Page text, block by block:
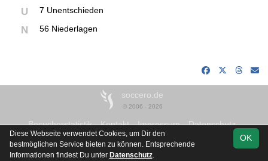
U 7 Unentschieden
N 56 Niederlagen
soccero.de
© 2006 - 2026
Besucherstatistik Kontakt Impressum
Datenschutz
OK
Diese Webseite verwendet Cookies, um Dir den
bestmöglichen Service bieten zu können. Entsprechende
Informationen findest Du unter Datenschutz.